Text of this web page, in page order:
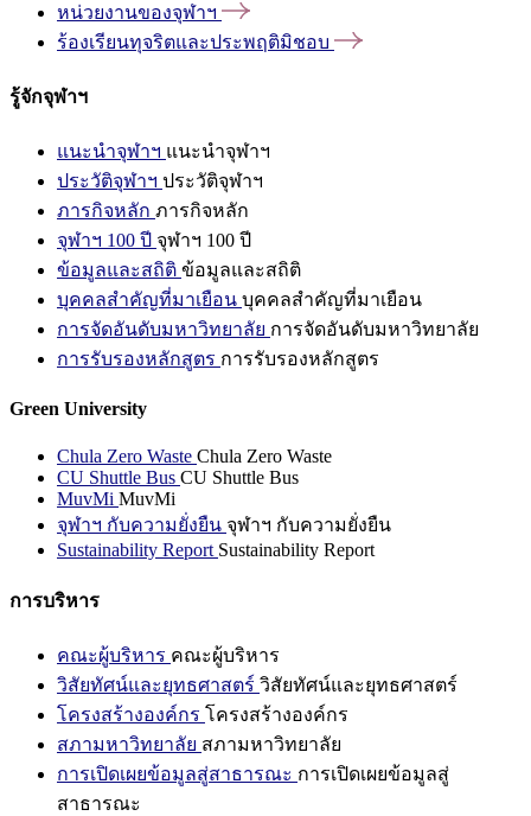
หน่วยงานของจุฬาฯ
ร้องเรียนทุจริตและประพฤติมิชอบ
รู้จักจุฬาฯ
แนะนำจุฬาฯ แนะนำจุฬาฯ
ประวัติจุฬาฯ ประวัติจุฬาฯ
ภารกิจหลัก ภารกิจหลัก
จุฬาฯ 100 ปี จุฬาฯ 100 ปี
ข้อมูลและสถิติ ข้อมูลและสถิติ
บุคคลสำคัญที่มาเยือน บุคคลสำคัญที่มาเยือน
การจัดอันดับมหาวิทยาลัย การจัดอันดับมหาวิทยาลัย
การรับรองหลักสูตร การรับรองหลักสูตร
Green University
Chula Zero Waste Chula Zero Waste
CU Shuttle Bus CU Shuttle Bus
MuvMi MuvMi
จุฬาฯ กับความยั่งยืน จุฬาฯ กับความยั่งยืน
Sustainability Report Sustainability Report
การบริหาร
คณะผู้บริหาร คณะผู้บริหาร
วิสัยทัศน์และยุทธศาสตร์ วิสัยทัศน์และยุทธศาสตร์
โครงสร้างองค์กร โครงสร้างองค์กร
สภามหาวิทยาลัย สภามหาวิทยาลัย
การเปิดเผยข้อมูลสู่สาธารณะ การเปิดเผยข้อมูลสู่
สาธารณะ